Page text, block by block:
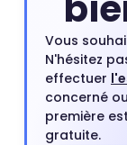
Vous
N'hésitez
effectuer
concerné
première
gratuite.